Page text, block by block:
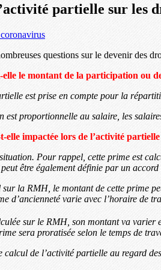
partielle sur les
questions sur le devenir des
le montant de la participation ou
est prise en compte pour la
est proportionnelle au salaire, les
elle impactée lors de l’activité partielle
Pour rappel, cette prime est
être également définie par un
la RMH, le montant de cette prime
d’ancienneté varie avec l’horaire de
sur le RMH, son montant va
sera proratisée selon le temps de
calcul de l’activité partielle au regard